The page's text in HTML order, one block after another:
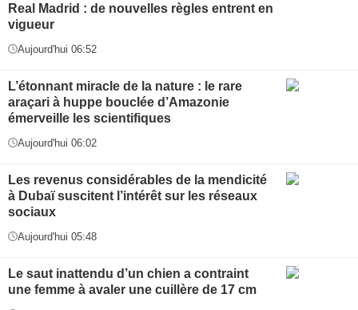
Real Madrid : de nouvelles règles entrent en
vigueur
Aujourd'hui 06:52
L’étonnant miracle de la nature : le rare
araçari à huppe bouclée d’Amazonie
émerveille les scientifiques
Aujourd'hui 06:02
Les revenus considérables de la mendicité
à Dubaï suscitent l’intérêt sur les réseaux
sociaux
Aujourd'hui 05:48
Le saut inattendu d’un chien a contraint
une femme à avaler une cuillère de 17 cm